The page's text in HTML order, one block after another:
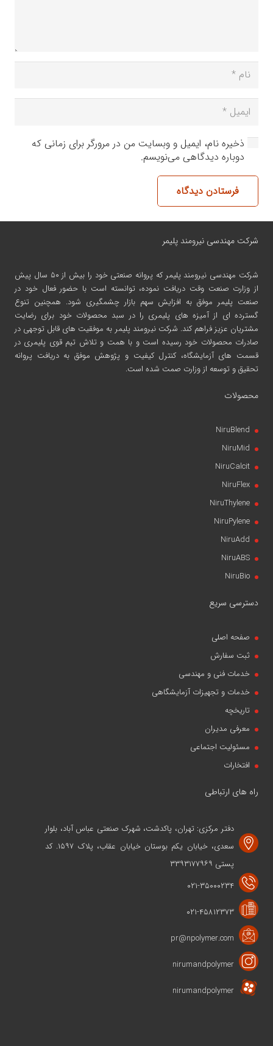
ذخیره نام، ایمیل و وبسایت من در مرورگر برای زمانی که
دوباره دیدگاهی می‌نویسم.
فرستادن دیدگاه
شرکت مهندسی نیرومند پلیمر
شرکت مهندسی نیرومند پلیمر
که پروانه صنعتی خود را بیش از ۵۰ سال پیش
از وزارت صنعت وقت دریافت نموده، توانسته است با حضور فعال خود در
صنعت پلیمر موفق به افزایش سهم بازار چشمگیری شود. همچنین تنوع
گسترده ای از آمیزه های پلیمری را در سبد محصولات خود برای رضایت
مشتریان عزیز فراهم کند. شرکت نیرومند پلیمر به موفقیت های قابل توجهی در
صادرات محصولات خود رسیده است و با همت و تلاش تیم قوی پلیمری در
قسمت های آزمایشگاه، کنترل کیفیت و پژوهش موفق به دریافت پروانه
تحقیق و توسعه از وزارت صمت شده است.
محصولات
NiruBlend
NiruMid
NiruCalcit
NiruFlex
NiruThylene
NiruPylene
NiruAdd
NiruABS
NiruBio
دسترسی سریع
صفحه اصلی
ثبت سفارش
خدمات فنی و مهندسی
خدمات و تجهیزات آزمایشگاهی
تاریخچه
معرفی مدیران
مسئولیت اجتماعی
افتخارات
راه های ارتباطی
دفتر مرکزی: تهران، پاکدشت، شهرک صنعتی عباس آباد، بلوار
سعدی، خیابان یکم بوستان خیابان عقاب، پلاک ۱۵۹۷. کد
پستی ۳۳۹۳۱۷۷۹۶۹
۰۲۱-۳۵۰۰۰۲۳۴
۰۲۱-۴۵۸۱۲۳۷۳
pr@npolymer.com
nirumandpolymer
nirumandpolymer